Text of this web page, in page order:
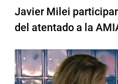
Javier Milei
del atentado a la